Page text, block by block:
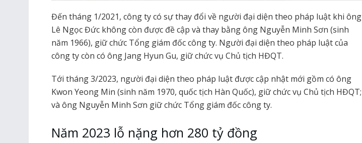
Đến tháng 1/2021, công ty có sự thay đổi về người đại diện theo pháp luật khi ông
Lê Ngọc Đức không còn được đề cập và thay bằng ông Nguyễn Minh Sơn (sinh
năm 1966), giữ chức Tổng giám đốc công ty. Người đại diện theo pháp luật của
công ty còn có ông Jang Hyun Gu, giữ chức vụ Chủ tịch HĐQT.
Tới tháng 3/2023, người đại diện theo pháp luật được cập nhật mới gồm có ông
Kwon Yeong Min (sinh năm 1970, quốc tịch Hàn Quốc), giữ chức vụ Chủ tịch HĐQT;
và ông Nguyễn Minh Sơn giữ chức Tổng giám đốc công ty.
Năm 2023 lỗ nặng hơn 280 tỷ đồng